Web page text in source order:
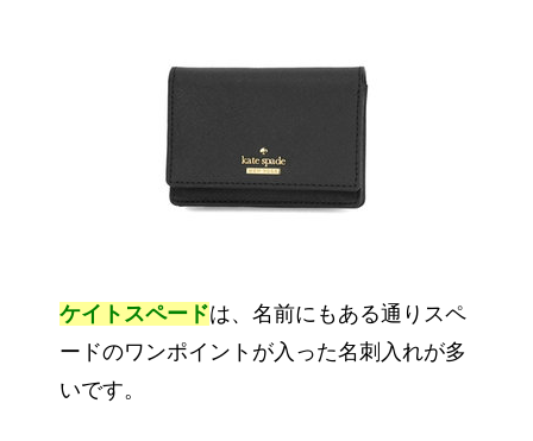
ケイトスペードは、名前にもある通りスペ
ードのワンポイントが入った名刺入れが多
いです。